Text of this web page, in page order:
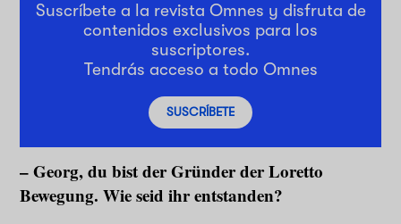
Suscríbete a la revista Omnes y disfruta de
contenidos exclusivos para los
suscriptores.
Tendrás acceso a todo Omnes
SUSCRÍBETE
– Georg, du bist der Gründer der Loretto
Bewegung. Wie seid ihr entstanden?